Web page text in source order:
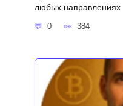
любых направлениях
0 384